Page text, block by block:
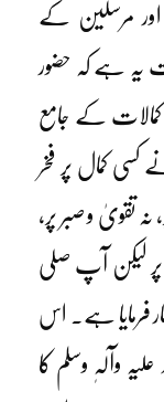
اور مرسلین کے
یہ ہے کہ حضور
کمالات کے جامع
کسی کمال پر فخر
نہ تقویٰ و صبر پر،
پر لیکن آپ صلی
فرمایا ہے۔ اس
وآلہٖ وسلم کا